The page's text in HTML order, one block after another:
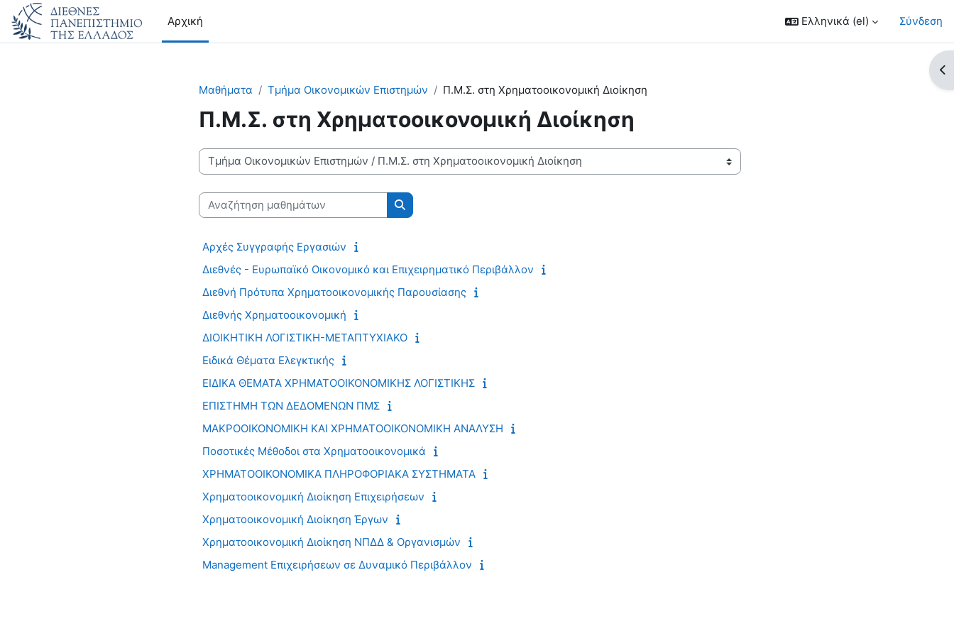
Μετάβαση στο κεντρικό περιεχόμενο
Αρχική
Ελληνικά ‎(el)‎ Σύνδεση
Μαθήματα
Τμήμα Οικονομικών Επιστημών Π.Μ.Σ. στη Χρηματοοικονομική Διοίκηση
Π.Μ.Σ. στη Χρηματοοικονομική Διοίκηση
Κατηγορίες μαθημάτων
Αναζήτηση μαθημάτων
Αναζήτηση μαθημάτων
Αρχές Συγγραφής Εργασιών
Διεθνές - Ευρωπαϊκό Οικονομικό και Επιχειρηματικό Περιβάλλον
Διεθνή Πρότυπα Χρηματοοικονομικής Παρουσίασης
Διεθνής Χρηματοοικονομική
ΔΙΟΙΚΗΤΙΚΗ ΛΟΓΙΣΤΙΚΗ-ΜΕΤΑΠΤΥΧΙΑΚΟ
Ειδικά Θέματα Ελεγκτικής
ΕΙΔΙΚΑ ΘΕΜΑΤΑ ΧΡΗΜΑΤΟΟΙΚΟΝΟΜΙΚΗΣ ΛΟΓΙΣΤΙΚΗΣ
ΕΠΙΣΤΗΜΗ ΤΩΝ ΔΕΔΟΜΕΝΩΝ ΠΜΣ
ΜΑΚΡΟΟΙΚΟΝΟΜΙΚΗ ΚΑΙ ΧΡΗΜΑΤΟΟΙΚΟΝΟΜΙΚΗ ΑΝΑΛΥΣΗ
Ποσοτικές Μέθοδοι στα Χρηματοοικονομικά
ΧΡΗΜΑΤΟΟΙΚΟΝΟΜΙΚΑ ΠΛΗΡΟΦΟΡΙΑΚΑ ΣΥΣΤΗΜΑΤΑ
Χρηματοοικονομική Διοίκηση Επιχειρήσεων
Χρηματοοικονομική Διοίκηση Έργων
Χρηματοοικονομική Διοίκηση ΝΠΔΔ & Οργανισμών
Management Επιχειρήσεων σε Δυναμικό Περιβάλλον